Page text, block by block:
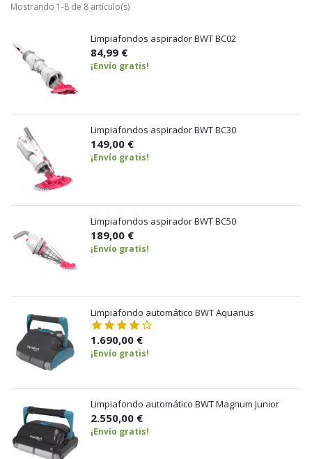
Mostrando 1-8 de 8 artículo(s)
Limpiafondos aspirador BWT BC02
84,99 €
¡Envío gratis!
Limpiafondos aspirador BWT BC30
149,00 €
¡Envío gratis!
Limpiafondos aspirador BWT BC50
189,00 €
¡Envío gratis!
Limpiafondo automático BWT Aquarius
1.690,00 €
¡Envío gratis!
Limpiafondo automático BWT Magnum Junior
2.550,00 €
¡Envío gratis!